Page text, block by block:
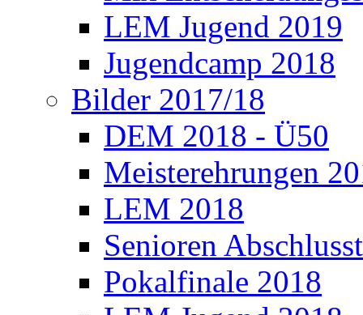
LEM Jugend 2019
Jugendcamp 2018
Bilder 2017/18
DEM 2018 - Ü50
Meisterehrungen
LEM 2018
Senioren
Pokalfinale 2018